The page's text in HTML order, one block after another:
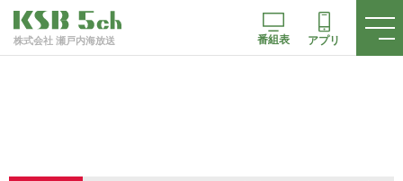
株式会社 瀬戸内海放送 番組表 アプリ